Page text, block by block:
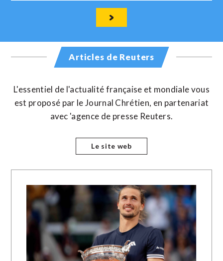
Articles de Reuters
L'essentiel de l'actualité française et mondiale vous
est proposé par le Journal Chrétien, en partenariat
avec 'agence de presse Reuters.
Le site web